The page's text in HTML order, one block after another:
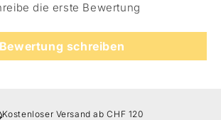
die erste Bewertung
Bewertung schreiben
Kostenloser Versand ab CHF 120